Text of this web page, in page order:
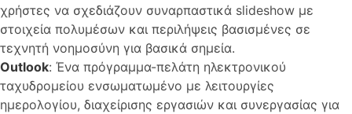
χρήστες να σχεδιάζουν συναρπαστικά slideshow με
στοιχεία πολυμέσων και περιλήψεις βασισμένες σε
τεχνητή νοημοσύνη για βασικά σημεία.
Outlook: Ένα πρόγραμμα-πελάτη ηλεκτρονικού
ταχυδρομείου ενσωματωμένο με λειτουργίες
ημερολογίου, διαχείρισης εργασιών και συνεργασίας για